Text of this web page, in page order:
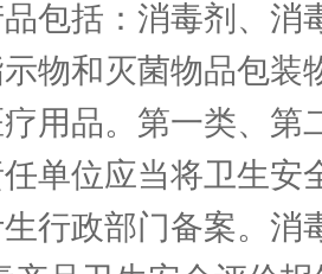
包括：消毒剂、消
物和灭菌物品包装
用品。第一类、第
单位应当将卫生安
行政部门备案。消